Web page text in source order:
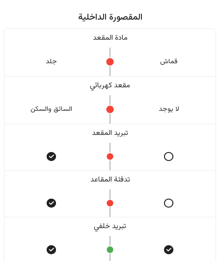
المقصورة الداخلية
مادة المقعد
قماش جلد
مقعد كهربائي
لا یوجد السائق والسکن
تبريد المقعد
تدفئة المقاعد
تبريد خلفي